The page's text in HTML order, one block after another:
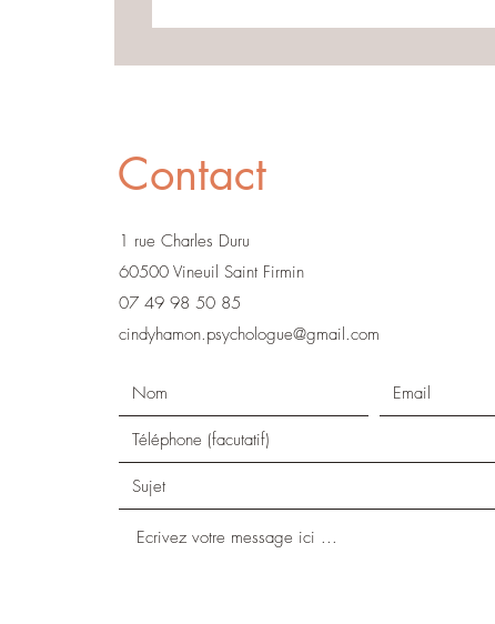
Contact
1 rue Charles Duru
60500 Vineuil Saint Firmin
07 49 98 50 85
cindyhamon.psychologue@gmail.com